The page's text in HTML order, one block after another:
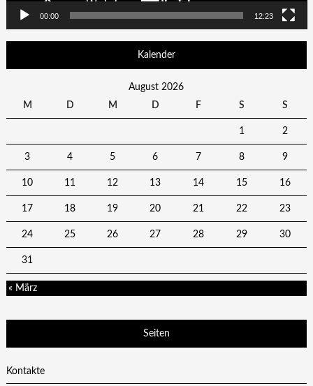
00:00 12:23
Kalender
August 2026
M
D M D F S S
1 2
3 4 5 6 7 8 9
10 11 12 13 14 15 16
17 18 19 20 21 22 23
24 25 26 27 28 29 30
31
« März
Seiten
Kontakte